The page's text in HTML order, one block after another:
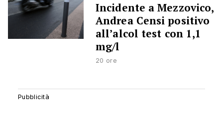
Incidente a Mezzovico,
Andrea Censi positivo
all’alcol test con 1,1
mg/l
20 ore